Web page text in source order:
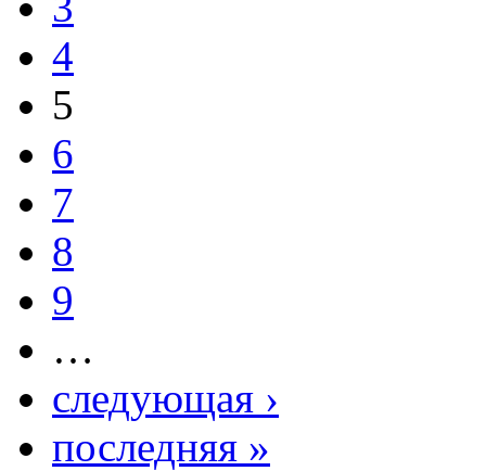
4
5
6
7
8
9
…
следующая ›
последняя »